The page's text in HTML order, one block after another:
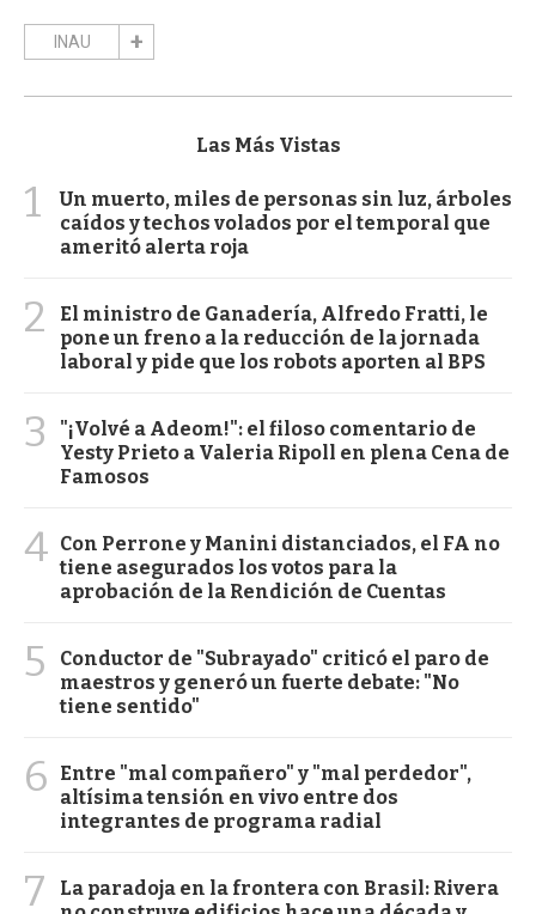
INAU
Las Más Vistas
1
Un muerto, miles de personas sin luz, árboles
caídos y techos volados por el temporal que
ameritó alerta roja
2
El ministro de Ganadería, Alfredo Fratti, le
pone un freno a la reducción de la jornada
laboral y pide que los robots aporten al BPS
3
"¡Volvé a Adeom!": el filoso comentario de
Yesty Prieto a Valeria Ripoll en plena Cena de
Famosos
4 Con Perrone y Manini distanciados, el FA no
tiene asegurados los votos para la
aprobación de la Rendición de Cuentas
5
Conductor de "Subrayado" criticó el paro de
maestros y generó un fuerte debate: "No
tiene sentido"
6
Entre "mal compañero" y "mal perdedor",
altísima tensión en vivo entre dos
integrantes de programa radial
7
La paradoja en la frontera con Brasil: Rivera